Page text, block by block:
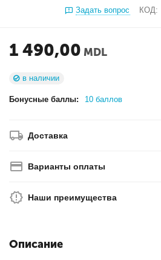
Задать вопрос КОД:
1 490,00 MDL
в наличии
Бонусные баллы: 10 баллов
Доставка
Варианты оплаты
Наши преимущества
Описание